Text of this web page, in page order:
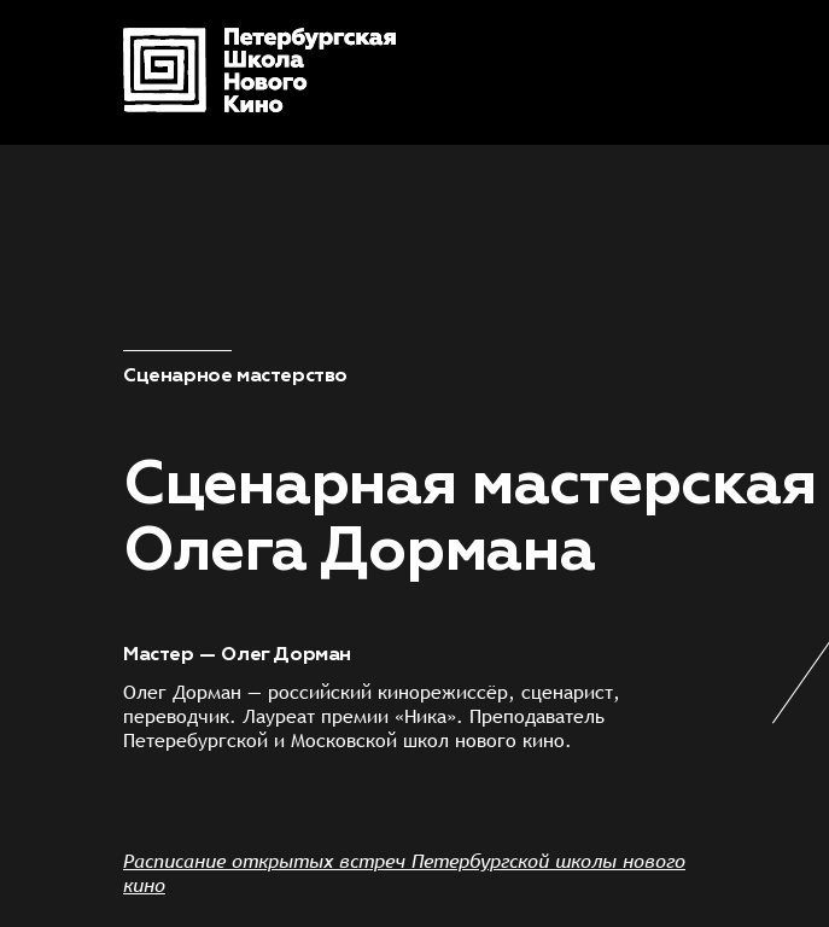
Сценарное мастерство
Сценарная мастерская
Олега Дормана
Мастер — Олег Дорман
Олег Дорман — российский кинорежиссёр, сценарист,
переводчик. Лауреат премии «Ника». Преподаватель
Петеребургской и Московской школ нового кино.
Расписание открытых встреч Петербургской школы нового
кино